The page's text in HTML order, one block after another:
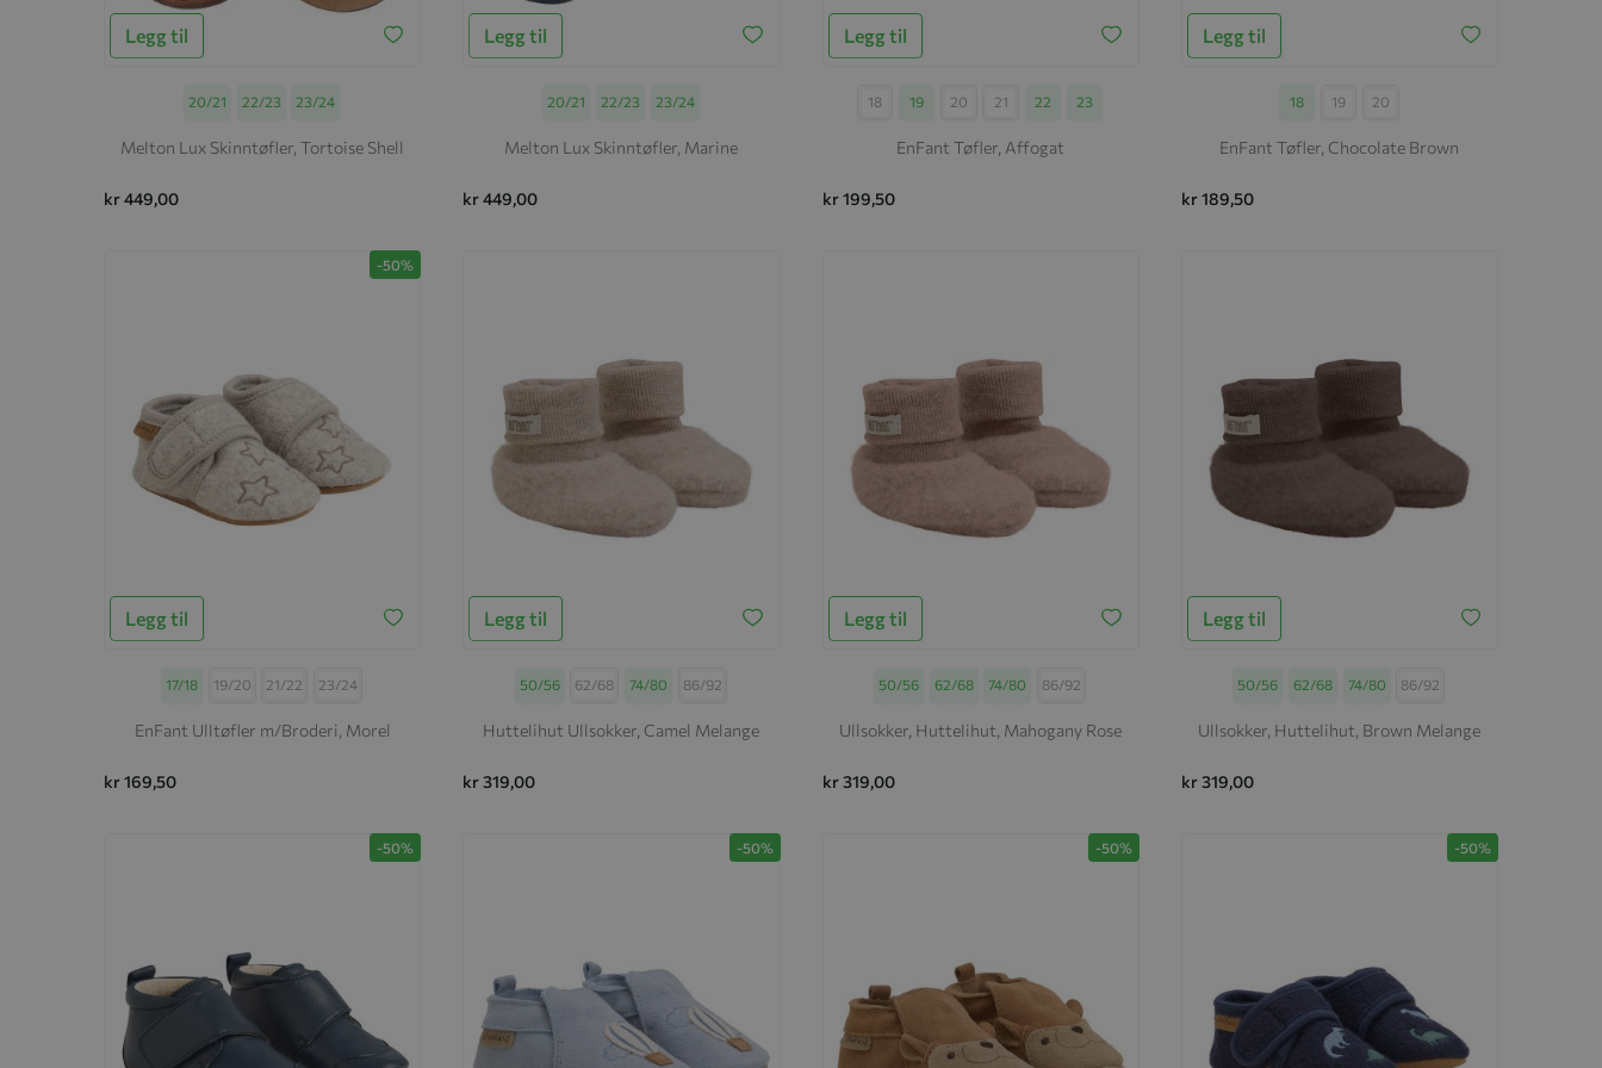
Legg til
Størrelse
20/21 22/23 23/24
Melton Lux Skinntøfler, Tortoise Shell
kr 449,00
Legg til
Størrelse
20/21 22/23 23/24
Melton Lux Skinntøfler, Marine
kr 449,00
Legg til
Størrelse
18 19 20 21 22 23
EnFant Tøfler, Affogat
kr 199,50
Legg til
Størrelse
18 19 20
EnFant Tøfler, Chocolate Brown
kr 189,50
-50%
Legg til
Størrelse
17/18 19/20 21/22 23/24
EnFant Ulltøfler m/Broderi, Morel
kr 169,50
Legg til
Størrelse
50/56 62/68 74/80 86/92
Huttelihut Ullsokker, Camel Melange
kr 319,00
Legg til
Størrelse
50/56 62/68 74/80 86/92
Ullsokker, Huttelihut, Mahogany Rose
kr 319,00
Legg til
Størrelse
50/56 62/68 74/80 86/92
Ullsokker, Huttelihut, Brown Melange
kr 319,00
-50% -50% -50% -50%